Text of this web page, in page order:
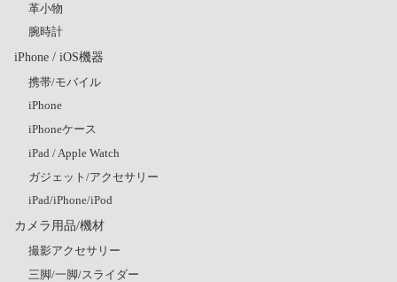
革小物
腕時計
iPhone / iOS機器
携帯/モバイル
iPhone
iPhoneケース
iPad / Apple Watch
ガジェット/アクセサリー
iPad/iPhone/iPod
カメラ用品/機材
撮影アクセサリー
三脚/一脚/スライダー